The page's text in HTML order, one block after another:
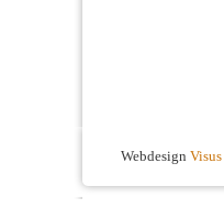
Webdesign Visus